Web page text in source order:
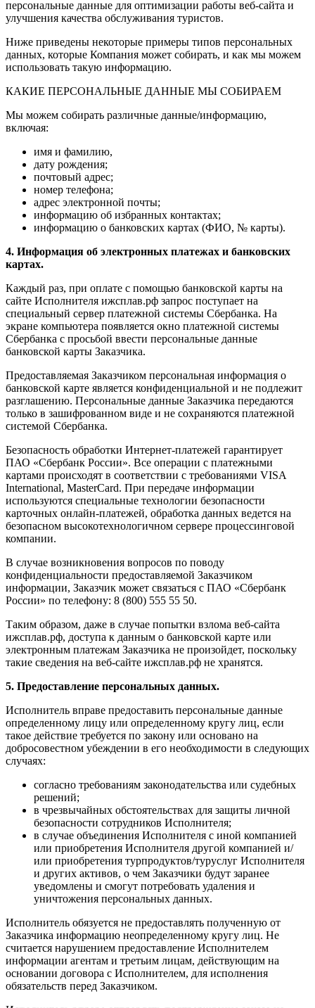
персональные данные для оптимизации работы веб-сайта и
улучшения качества обслуживания туристов.
Ниже приведены некоторые примеры типов персональных
данных, которые Компания может собирать, и как мы можем
использовать такую информацию.
КАКИЕ ПЕРСОНАЛЬНЫЕ ДАННЫЕ МЫ СОБИРАЕМ
Мы можем собирать различные данные/информацию,
включая:
имя и фамилию,
дату рождения;
почтовый адрес;
номер телефона;
адрес электронной почты;
информацию об избранных контактах;
информацию о банковских картах (ФИО, № карты).
4. Информация об электронных платежах и банковских
картах.
Каждый раз, при оплате с помощью банковской карты на
сайте Исполнителя ижсплав.рф запрос поступает на
специальный сервер платежной системы Сбербанка. На
экране компьютера появляется окно платежной системы
Сбербанка с просьбой ввести персональные данные
банковской карты Заказчика.
Предоставляемая Заказчиком персональная информация о
банковской карте является конфиденциальной и не подлежит
разглашению. Персональные данные Заказчика передаются
только в зашифрованном виде и не сохраняются платежной
системой Сбербанка.
Безопасность обработки Интернет-платежей гарантирует
ПАО «Сбербанк России». Все операции с платежными
картами происходят в соответствии с требованиями VISA
International, MasterCard. При передаче информации
используются специальные технологии безопасности
карточных онлайн-платежей, обработка данных ведется на
безопасном высокотехнологичном сервере процессинговой
компании.
В случае возникновения вопросов по поводу
конфиденциальности предоставляемой Заказчиком
информации, Заказчик может связаться с ПАО «Сбербанк
России» по телефону: 8 (800) 555 55 50.
Таким образом, даже в случае попытки взлома веб-сайта
ижсплав.рф, доступа к данным о банковской карте или
электронным платежам Заказчика не произойдет, поскольку
такие сведения на веб-сайте ижсплав.рф не хранятся.
5. Предоставление персональных данных.
Исполнитель вправе предоставить персональные данные
определенному лицу или определенному кругу лиц, если
такое действие требуется по закону или основано на
добросовестном убеждении в его необходимости в следующих
случаях:
согласно требованиям законодательства или судебных
решений;
в чрезвычайных обстоятельствах для защиты личной
безопасности сотрудников Исполнителя;
в случае объединения Исполнителя с иной компанией
или приобретения Исполнителя другой компанией и/
или приобретения турпродуктов/туруслуг Исполнителя
и других активов, о чем Заказчики будут заранее
уведомлены и смогут потребовать удаления и
уничтожения персональных данных.
Исполнитель обязуется не предоставлять полученную от
Заказчика информацию неопределенному кругу лиц. Не
считается нарушением предоставление Исполнителем
информации агентам и третьим лицам, действующим на
основании договора с Исполнителем, для исполнения
обязательств перед Заказчиком.